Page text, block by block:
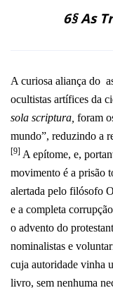
6§ As Três
A curiosa aliança do
ocultistas artífices da
sola scriptura, foram
mundo”, reduzindo a
[9] A epítome, e,
movimento é a prisão
alertada pelo filósofo
e a completa
o advento do
nominalistas e
cuja autoridade vinha
livro, sem nenhuma